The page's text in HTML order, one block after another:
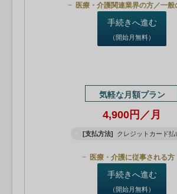
医療・介護関連業界の方／一般
手続きへ進む
（開始月無料）
気軽な月額プラン
4,900円／月
[支払方法] クレジットカード払
医療・介護に従事される方
手続きへ進む
（開始月無料）